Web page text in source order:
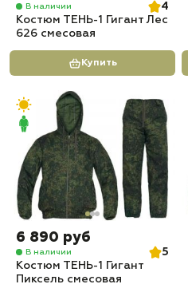
В наличии
4
Костюм ТЕНЬ-1 Гигант Лес
626 смесовая
Купить
6 890 руб
В наличии
5
Костюм ТЕНЬ-1 Гигант
Пиксель смесовая